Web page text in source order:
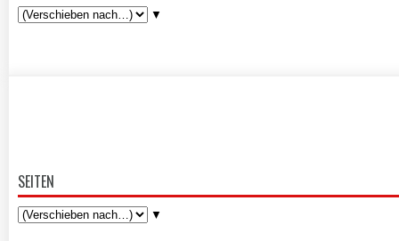
▼
SEITEN
▼